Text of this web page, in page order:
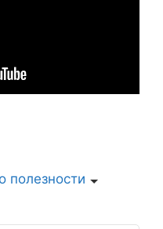
полезности